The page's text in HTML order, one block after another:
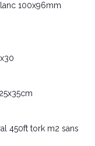
100x96mm
450ft tork m2 sans